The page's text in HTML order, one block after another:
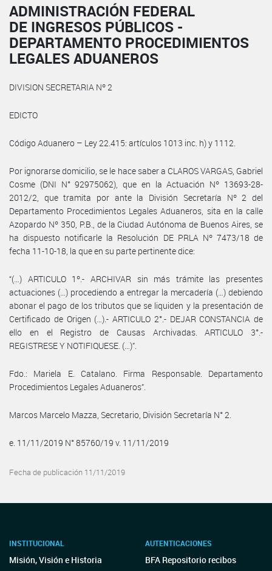
ADMINISTRACIÓN FEDERAL
DE INGRESOS PÚBLICOS -
DEPARTAMENTO PROCEDIMIENTOS
LEGALES ADUANEROS
DIVISION SECRETARIA Nº 2
EDICTO
Código Aduanero – Ley 22.415: artículos 1013 inc. h) y 1112.
Por ignorarse domicilio, se le hace saber a CLAROS VARGAS, Gabriel
Cosme (DNI N° 92975062), que en la Actuación Nº 13693-28-
2012/2, que tramita por ante la División Secretaría Nº 2 del
Departamento Procedimientos Legales Aduaneros, sita en la calle
Azopardo Nº 350, P.B., de la Ciudad Autónoma de Buenos Aires, se
ha dispuesto notificarle la Resolución DE PRLA Nº 7473/18 de
fecha 11-10-18, la que en su parte pertinente dice:
“(…) ARTICULO 1º.- ARCHIVAR sin más trámite las presentes
actuaciones (…) procediendo a entregar la mercadería (…) debiendo
abonar el pago de los tributos que se liquiden y la presentación de
Certificado de Origen (…).- ARTICULO 2°.- DEJAR CONSTANCIA de
ello en el Registro de Causas Archivadas. ARTICULO 3°.-
REGISTRESE Y NOTIFIQUESE. (…)”.
Fdo.: Mariela E. Catalano. Firma Responsable. Departamento
Procedimientos Legales Aduaneros”.
Marcos Marcelo Mazza, Secretario, División Secretaría N° 2.
e. 11/11/2019 N° 85760/19 v. 11/11/2019
Fecha de publicación 11/11/2019
INSTITUCIONAL
Misión, Visión e Historia
AUTENTICACIONES
BFA Repositorio recibos